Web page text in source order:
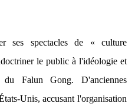
ses spectacles de « culture
le public à l'idéologie et
du Falun Gong. D'anciennes
Unis, accusant l'organisation